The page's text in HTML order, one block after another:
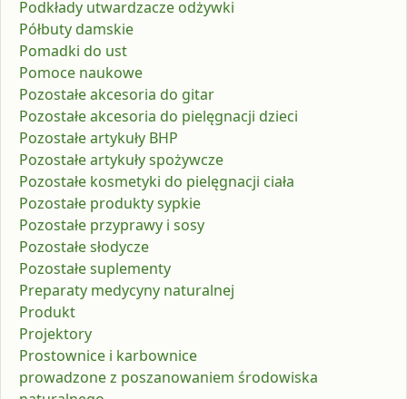
Podkłady utwardzacze odżywki
Półbuty damskie
Pomadki do ust
Pomoce naukowe
Pozostałe akcesoria do gitar
Pozostałe akcesoria do pielęgnacji dzieci
Pozostałe artykuły BHP
Pozostałe artykuły spożywcze
Pozostałe kosmetyki do pielęgnacji ciała
Pozostałe produkty sypkie
Pozostałe przyprawy i sosy
Pozostałe słodycze
Pozostałe suplementy
Preparaty medycyny naturalnej
Produkt
Projektory
Prostownice i karbownice
prowadzone z poszanowaniem środowiska